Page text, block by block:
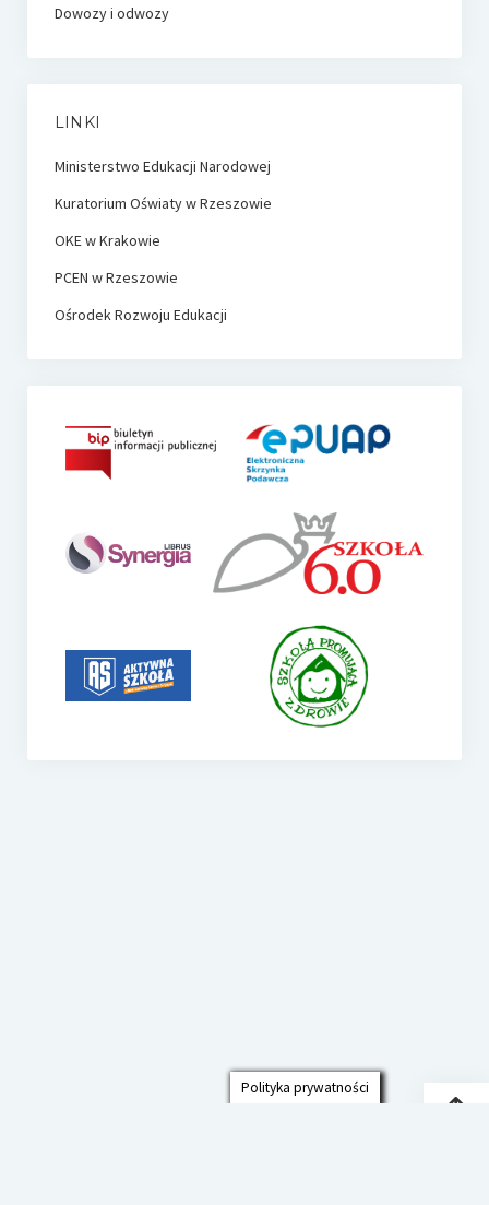
Dowozy i odwozy
LINKI
Ministerstwo Edukacji Narodowej
Kuratorium Oświaty w Rzeszowie
OKE w Krakowie
PCEN w Rzeszowie
Ośrodek Rozwoju Edukacji
Polityka prywatności